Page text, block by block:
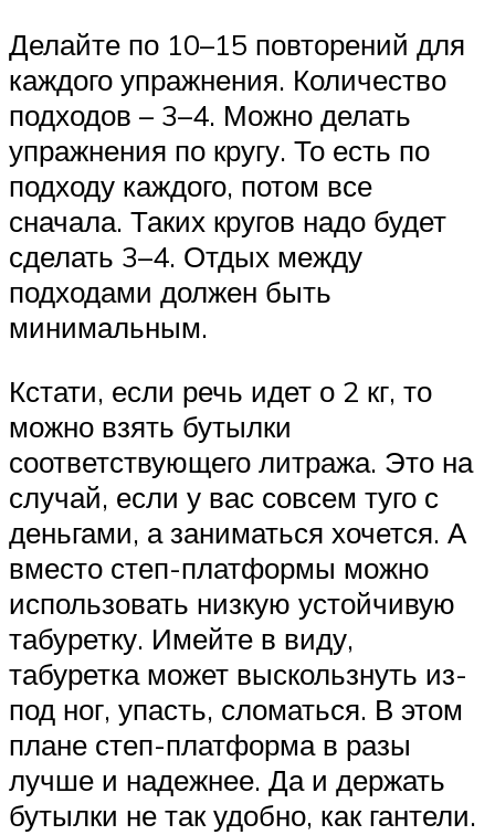
Делайте по 10–15 повторений для
каждого упражнения. Количество
подходов – 3–4. Можно делать
упражнения по кругу. То есть по
подходу каждого, потом все
сначала. Таких кругов надо будет
сделать 3–4. Отдых между
подходами должен быть
минимальным.
Кстати, если речь идет о 2 кг, то
можно взять бутылки
соответствующего литража. Это на
случай, если у вас совсем туго с
деньгами, а заниматься хочется. А
вместо степ-платформы можно
использовать низкую устойчивую
табуретку. Имейте в виду,
табуретка может выскользнуть из-
под ног, упасть, сломаться. В этом
плане степ-платформа в разы
лучше и надежнее. Да и держать
бутылки не так удобно, как гантели.